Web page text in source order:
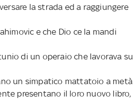
la strada ed a raggiungere
e che Dio ce la mandi
di un operaio che lavorava su
un simpatico mattatoio a metà
presentano il loro nuovo libro,